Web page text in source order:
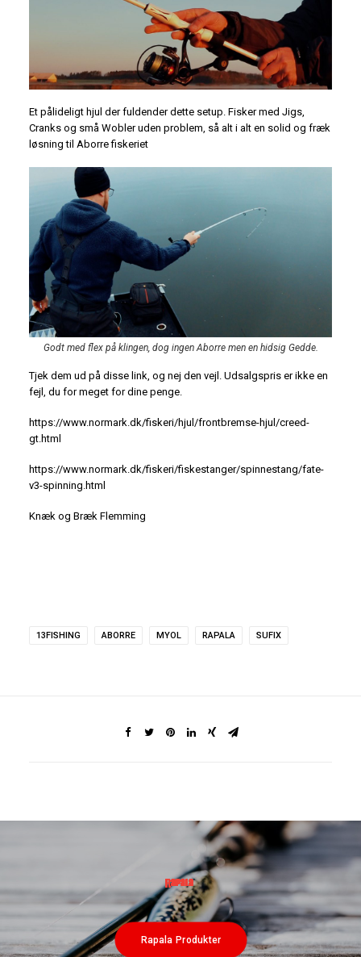
Et pålideligt hjul der fuldender dette setup. Fisker med Jigs,
Cranks og små Wobler uden problem, så alt i alt en solid og fræk
løsning til Aborre fiskeriet
Godt med flex på klingen, dog ingen Aborre men en hidsig Gedde.
Tjek dem ud på disse link, og nej den vejl. Udsalgspris er ikke en
fejl, du for meget for dine penge.
https://www.normark.dk/fiskeri/hjul/frontbremse-hjul/creed-
gt.html
https://www.normark.dk/fiskeri/fiskestanger/spinnestang/fate-
v3-spinning.html
Knæk og Bræk Flemming
13FISHING ABORRE MYOL RAPALA SUFIX
Rapala Produkter